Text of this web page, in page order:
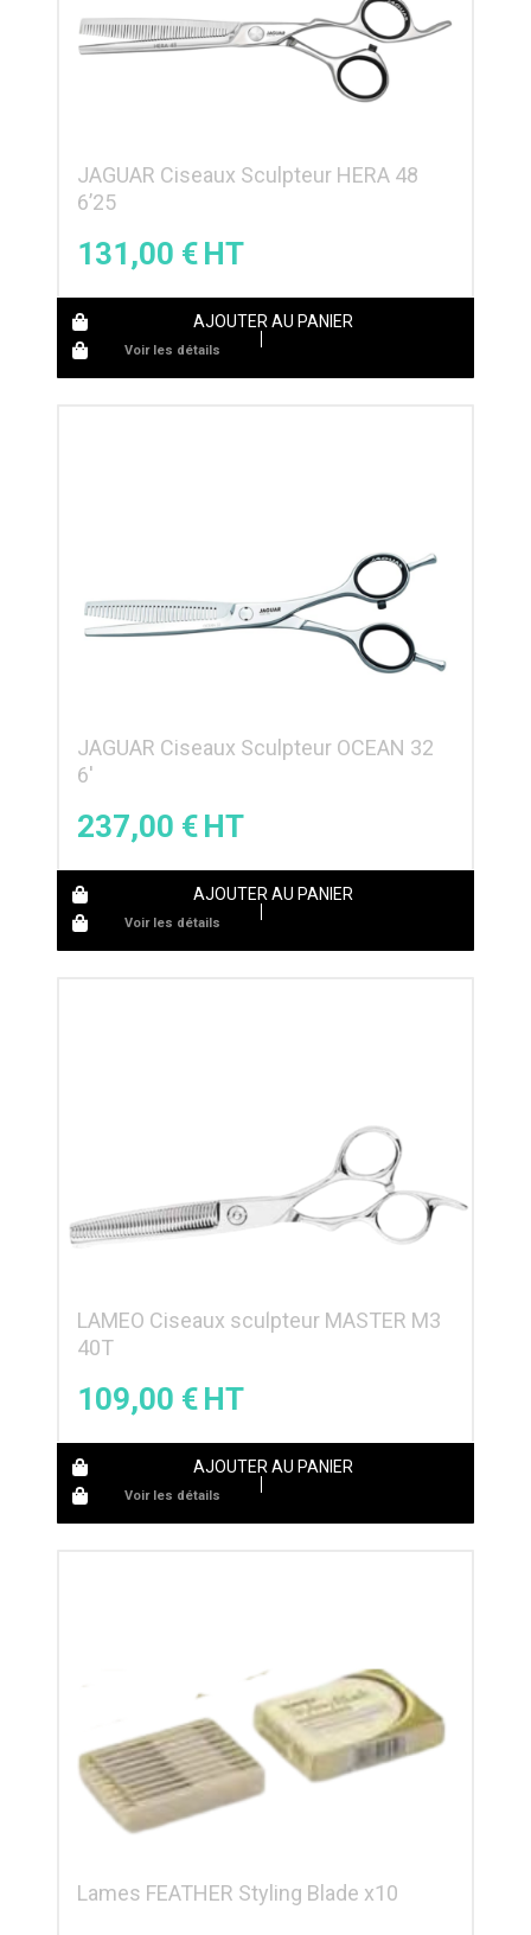
JAGUAR Ciseaux Sculpteur HERA 48
6’25
131,00 €
AJOUTER AU PANIER
Voir les détails
JAGUAR Ciseaux Sculpteur OCEAN 32
6′
237,00 €
AJOUTER AU PANIER
Voir les détails
LAMEO Ciseaux sculpteur MASTER M3
40T
109,00 €
AJOUTER AU PANIER
Voir les détails
Lames FEATHER Styling Blade x10